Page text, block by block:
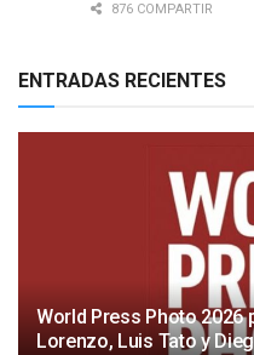
876 COMPARTIR
ENTRADAS RECIENTES
World Press Photo 2026
Lorenzo, Luis Tato y